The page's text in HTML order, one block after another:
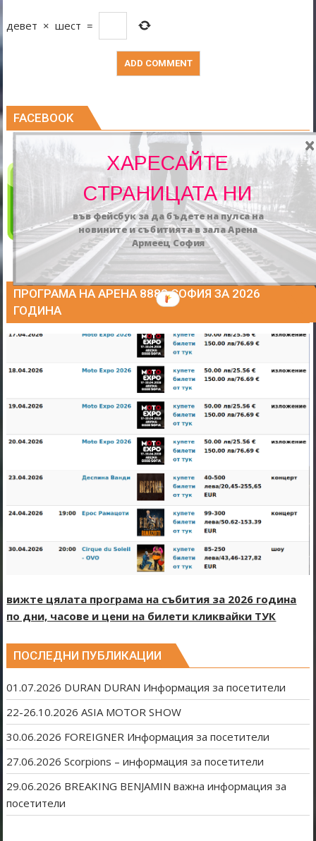
девет × шест =
FACEBOOK
ПРОГРАМА НА АРЕНА 8888 СОФИЯ ЗА 2026
ГОДИНА
вижте цялата програма на събития за 2026 година
по дни, часове и цени на билети кликвайки ТУК
ПОСЛЕДНИ ПУБЛИКАЦИИ
01.07.2026 DURAN DURAN Информация за посетители
22-26.10.2026 ASIA MOTOR SHOW
30.06.2026 FOREIGNER Информация за посетители
27.06.2026 Scorpions – информация за посетители
29.06.2026 BREAKING BENJAMIN важна информация за
посетители
ХАРЕСАЙТЕ
СТРАНИЦАТА НИ
във фейсбук за да бъдете на пулса на
новините и събитията в зала Арена
Армеец София